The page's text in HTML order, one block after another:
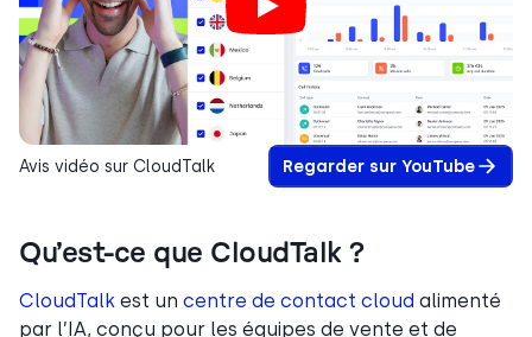
Avis vidéo sur CloudTalk Regarder sur YouTube
Qu’est-ce que CloudTalk ?
CloudTalk est un centre de contact cloud alimenté
par l’IA, conçu pour les équipes de vente et de